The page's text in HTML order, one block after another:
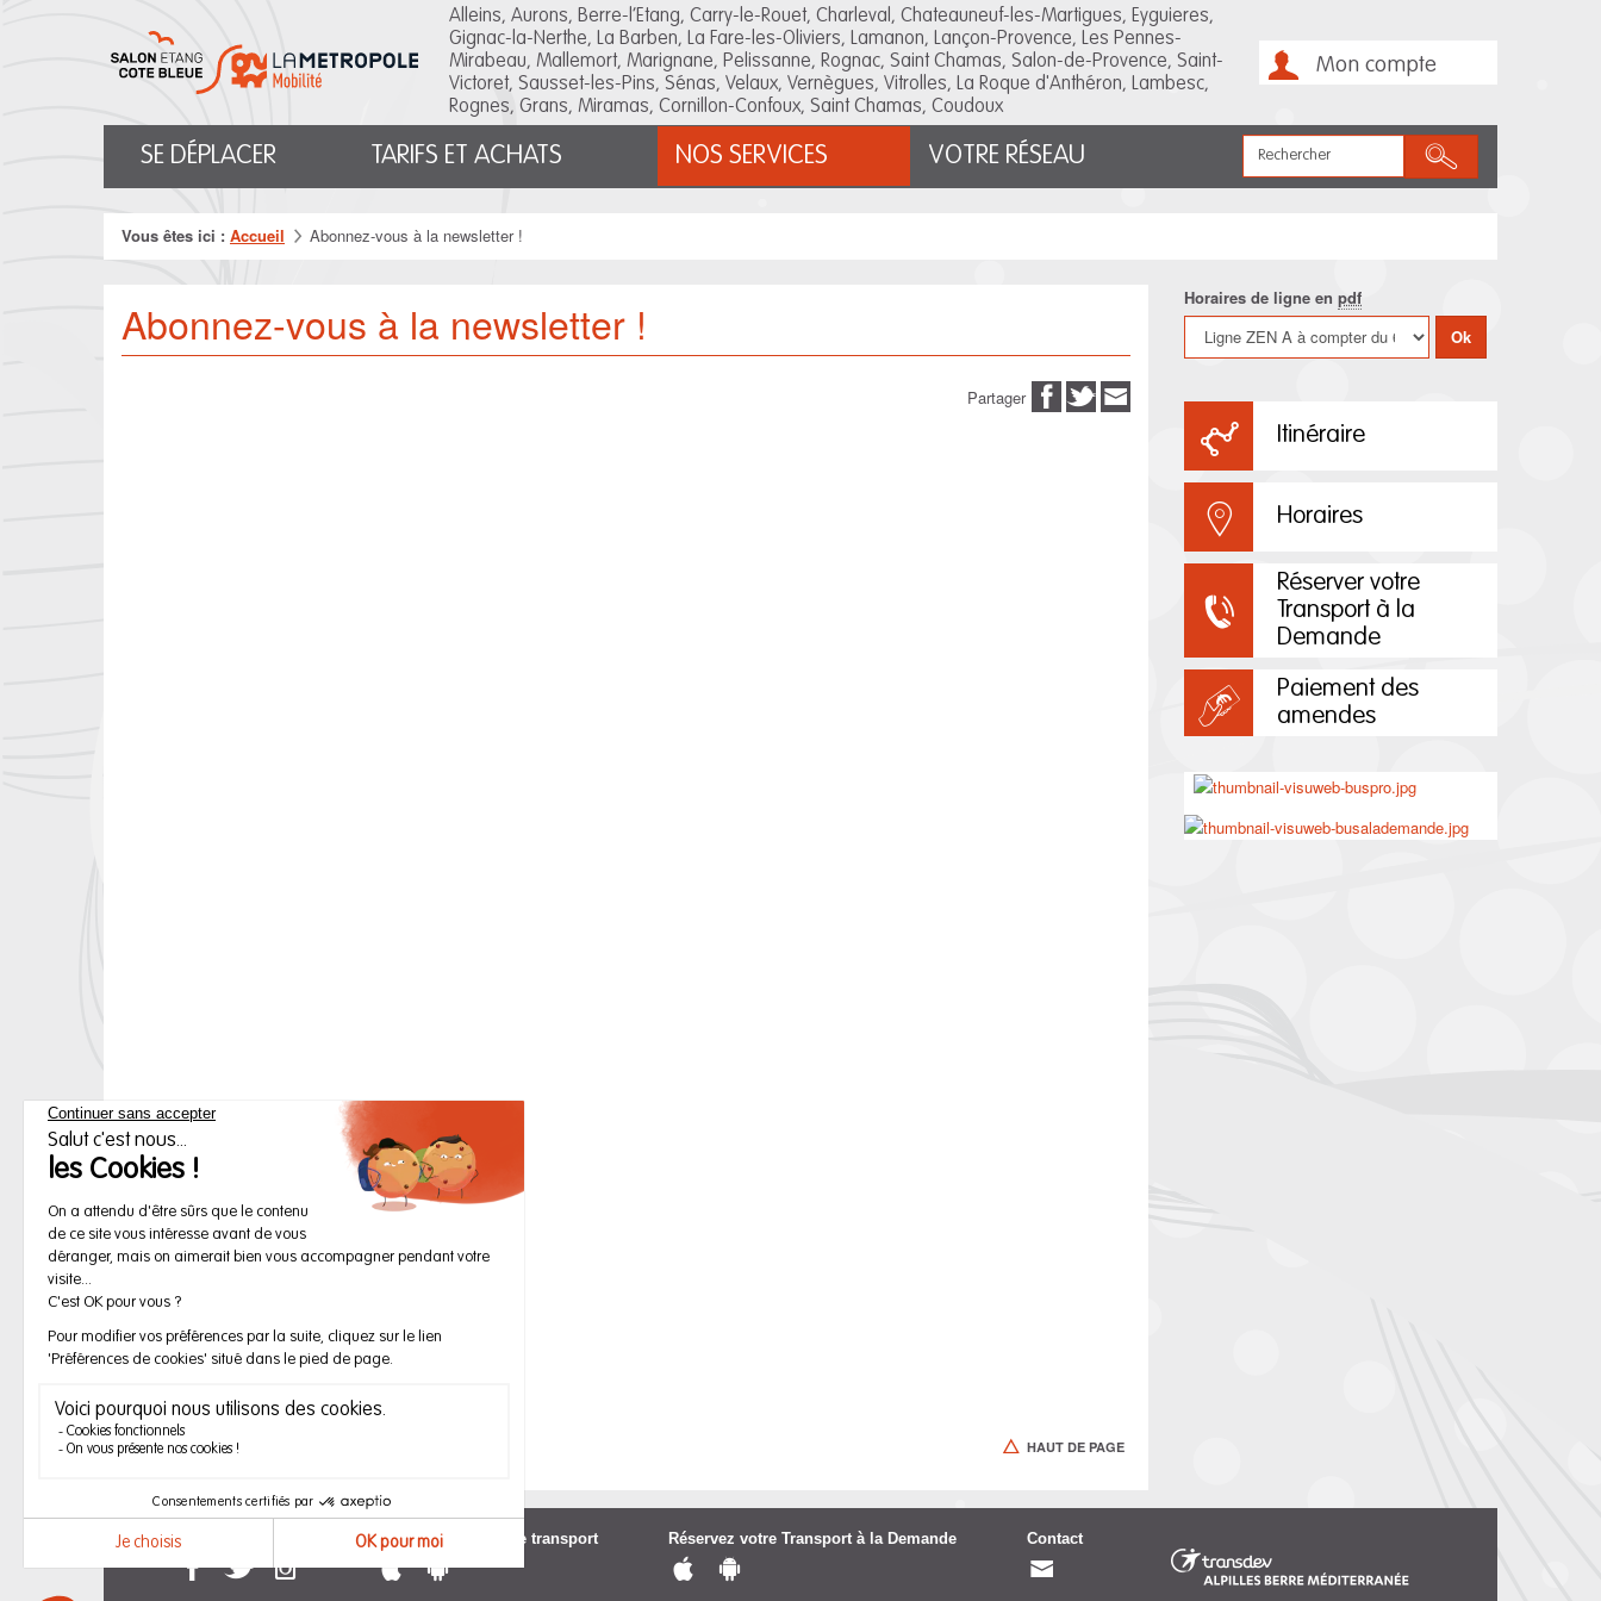
Alleins, Aurons, Berre-l’Etang, Carry-le-Rouet, Charleval, Chateauneuf-les-Martigues, Eyguieres,
Gignac-la-Nerthe, La Barben, La Fare-les-Oliviers, Lamanon, Lançon-Provence, Les Pennes-
Mirabeau, Mallemort, Marignane, Pelissanne, Rognac, Saint Chamas, Salon-de-Provence, Saint-
Victoret, Sausset-les-Pins, Sénas, Velaux, Vernègues, Vitrolles, La Roque d'Anthéron, Lambesc,
Rognes, Grans, Miramas, Cornillon-Confoux, Saint Chamas, Coudoux
Mon compte
principal
SE DÉPLACER TARIFS ET ACHATS NOS SERVICES VOTRE RÉSEAU Rechercher
Vous êtes ici : Accueil Abonnez-vous à la newsletter !
Abonnez-vous à la newsletter !
Partager
HAUT DE PAGE
Horaires de ligne enpdf
Ok
Itinéraire
Horaires
Réserver votre
Transport à la
Demande
Paiement des
amendes
Suivez-nous sur Acheter mon titre de transport Réservez votre Transport à la Demande Contact